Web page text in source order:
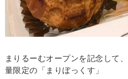
まりるーむオープンを記念して
量限定の「まりぼっくす」